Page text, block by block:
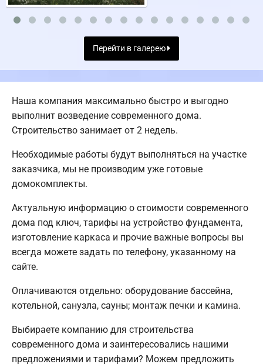
Перейти в галерею
Наша компания максимально быстро и выгодно
выполнит возведение современного дома.
Строительство занимает от 2 недель.
Необходимые работы будут выполняться на участке
заказчика, мы не производим уже готовые
домокомплекты.
Актуальную информацию о стоимости современного
дома под ключ, тарифы на устройство фундамента,
изготовление каркаса и прочие важные вопросы вы
всегда можете задать по телефону, указанному на
сайте.
Оплачиваются отдельно: оборудование бассейна,
котельной, санузла, сауны; монтаж печки и камина.
Выбираете компанию для строительства
современного дома и заинтересовались нашими
предложениями и тарифами? Можем предложить